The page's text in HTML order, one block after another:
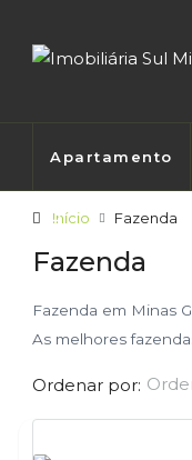
Apartamento
Início Fazenda
Fazenda
Fazenda em Minas
As melhores
Ordenar por: